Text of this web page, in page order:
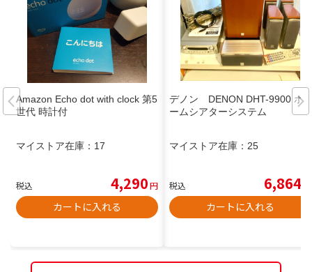
Amazon Echo dot with clock 第5
世代 時計付
マイストア在庫： 17
税込 4,290円
カートに入れる
デノン DENON DHT-9900 ホ
ームシアターシステム
マイストア在庫： 25
税込 6,864
カートに入れる